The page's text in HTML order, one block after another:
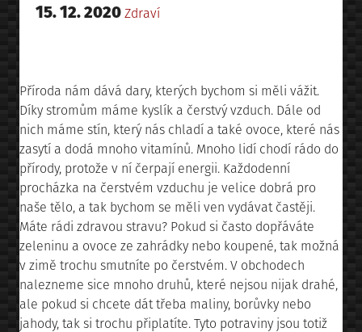
Posted
15. 12. 2020 Posted
Zdraví
Příroda nám dává dary, kterých bychom si měli vážit.
Díky stromům máme kyslík a čerstvý vzduch. Dále od
nich máme stín, který nás chladí a také ovoce, které nás
zasytí a dodá mnoho vitamínů. Mnoho lidí chodí rádo do
přírody, protože v ní čerpají energii. Každodenní
procházka na čerstvém vzduchu je velice dobrá pro
naše tělo, a tak bychom se měli ven vydávat častěji.
Máte rádi zdravou stravu? Pokud si často dopřáváte
zeleninu a ovoce ze zahrádky nebo koupené, tak možná
v zimě trochu smutníte po čerstvém. V obchodech
nalezneme sice mnoho druhů, které nejsou nijak drahé,
ale pokud si chcete dát třeba maliny, borůvky nebo
jahody, tak si trochu připlatíte. Tyto potraviny jsou totiž